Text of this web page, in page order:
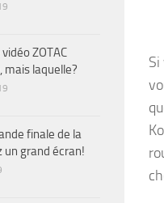
ZOTAC
mais laquelle?
finale de la
un grand écran!